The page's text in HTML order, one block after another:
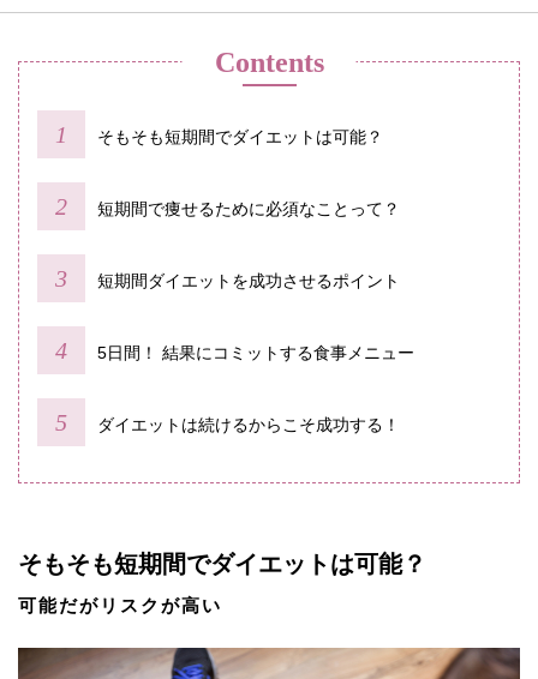
Contents
そもそも短期間でダイエットは可能？
短期間で痩せるために必須なことって？
短期間ダイエットを成功させるポイント
5日間！ 結果にコミットする食事メニュー
ダイエットは続けるからこそ成功する！
そもそも短期間でダイエットは可能？
可能だがリスクが高い